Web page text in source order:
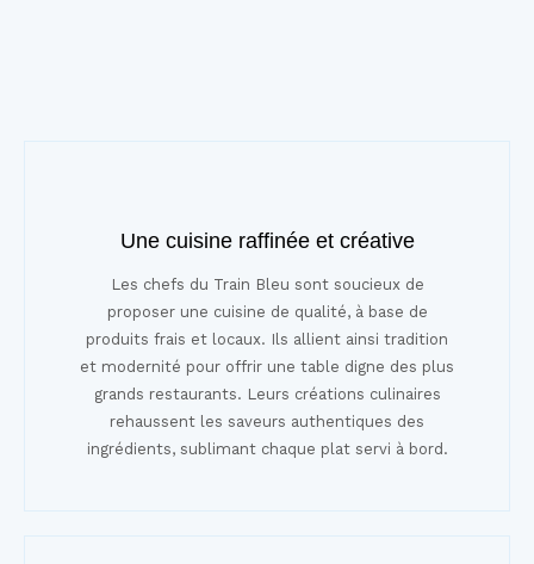
Une cuisine raffinée et créative
Les chefs du Train Bleu sont soucieux de
proposer une cuisine de qualité, à base de
produits frais et locaux. Ils allient ainsi tradition
et modernité pour offrir une table digne des plus
grands restaurants. Leurs créations culinaires
rehaussent les saveurs authentiques des
ingrédients, sublimant chaque plat servi à bord.